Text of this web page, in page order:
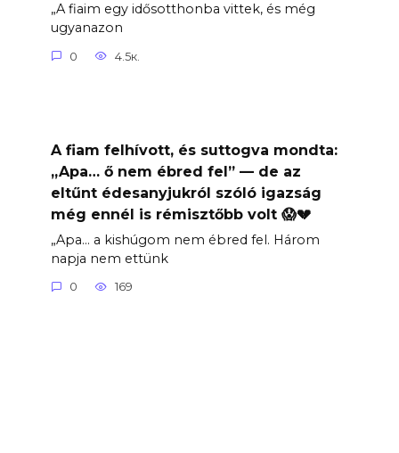
„A fiaim egy idősotthonba vittek, és még
ugyanazon
0 4.5к.
A fiam felhívott, és suttogva mondta:
„Apa… ő nem ébred fel” — de az
eltűnt édesanyjukról szóló igazság
még ennél is rémisztőbb volt 😱💔
„Apa… a kishúgom nem ébred fel. Három
napja nem ettünk
0 169